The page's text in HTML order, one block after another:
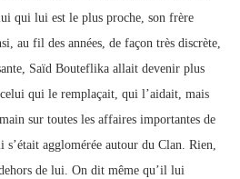
qui lui est le plus proche, son frère
au fil des années, de façon très discrète,
Saïd Bouteflika allait devenir plus
qui le remplaçait, qui l’aidait, mais
sur toutes les affaires importantes de
agglomérée autour du Clan. Rien,
de lui. On dit même qu’il lui